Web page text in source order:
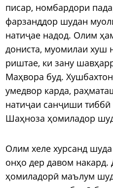
писар, номбардори
фарзанддор шудан
натиҷае надод. Олим
дониста, муомилаи хуш
риштае, ки зану
Маҳвора буд.
умедвор карда,
натиҷаи санҷиши
Шаҳноза ҳомиладор
Олим хеле хурсанд
онҳо дер давом
ҳомиладорӣ маълум